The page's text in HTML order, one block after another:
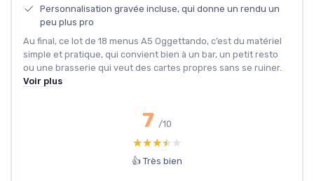
Personnalisation gravée incluse, qui donne un rendu un
peu plus pro
Au final, ce lot de 18 menus A5 Oggettando, c’est du matériel
simple et pratique, qui convient bien à un bar, un petit resto
ou une brasserie qui veut des cartes propres sans se ruiner.
Voir plus
7 /10
★★★★★
★★★★★
👍 Très bien